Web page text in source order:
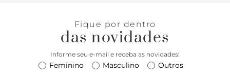
Fique por dentro
das novidades
Informe seu e-mail e receba as novidades!
Feminino Masculino Outros